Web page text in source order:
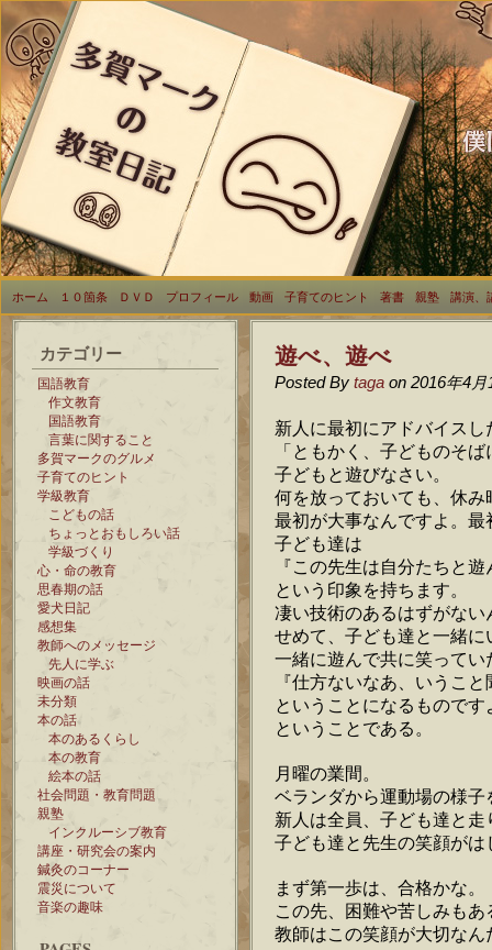
ホーム １０箇条 ＤＶＤ プロフィール 動画 子育てのヒント 著書 親塾 講演、
カテゴリー
国語教育
作文教育
国語教育
言葉に関すること
多賀マークのグルメ
子育てのヒント
学級教育
こどもの話
ちょっとおもしろい話
学級づくり
心・命の教育
思春期の話
愛犬日記
感想集
教師へのメッセージ
先人に学ぶ
映画の話
未分類
本の話
本のあるくらし
本の教育
絵本の話
社会問題・教育問題
親塾
インクルーシブ教育
講座・研究会の案内
鍼灸のコーナー
震災について
音楽の趣味
遊べ、遊べ
Posted By taga on 2016年4月
新人に最初にアドバイスし
「ともかく、子どものそ
子どもと遊びなさい。
何を放っておいても、休
最初が大事なんですよ。
子ども達は
『この先生は自分たちと
という印象を持ちます。
凄い技術のあるはずがない
せめて、子ども達と一緒に
一緒に遊んで共に笑ってい
『仕方ないなあ、いうこ
ということになるものです
ということである。
月曜の業間。
ベランダから運動場の様子
新人は全員、子ども達と走
子ども達と先生の笑顔がは
まず第一歩は、合格かな。
この先、困難や苦しみも
教師はこの笑顔が大切なん